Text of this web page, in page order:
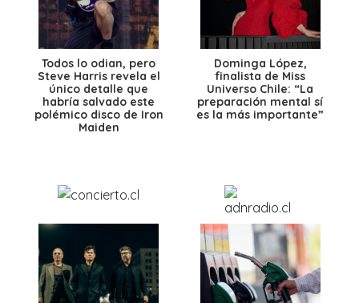
Todos lo odian, pero
Steve Harris revela el
único detalle que
habría salvado este
polémico disco de Iron
Maiden
Dominga López,
finalista de Miss
Universo Chile: “La
preparación mental sí
es la más importante”